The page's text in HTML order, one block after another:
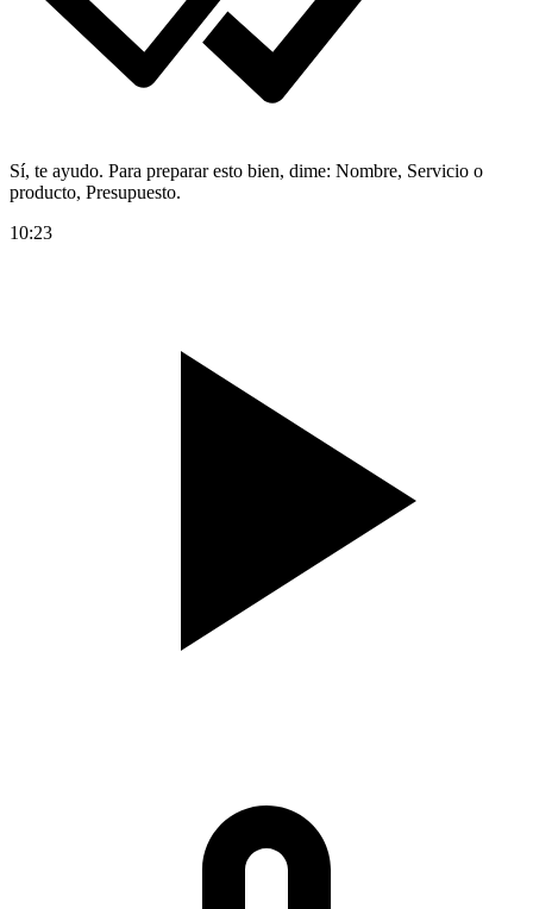
Sí, te ayudo. Para preparar esto bien, dime: Nombre, Servicio o
producto, Presupuesto.
10:23